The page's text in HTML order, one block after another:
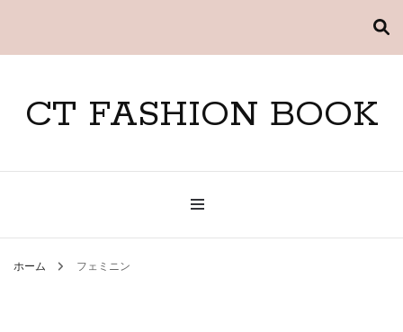
CT FASHION BOOK
ホーム フェミニン